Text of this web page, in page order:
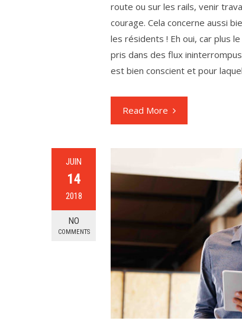
route ou sur les rails, venir
courage. Cela concerne aussi
les résidents ! Eh oui, car plus
pris dans des flux
est bien conscient et pour
Read More
JUIN
14
2018
NO
COMMENTS